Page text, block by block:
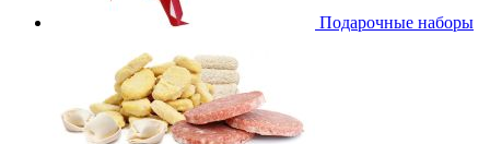
Подарочные наборы